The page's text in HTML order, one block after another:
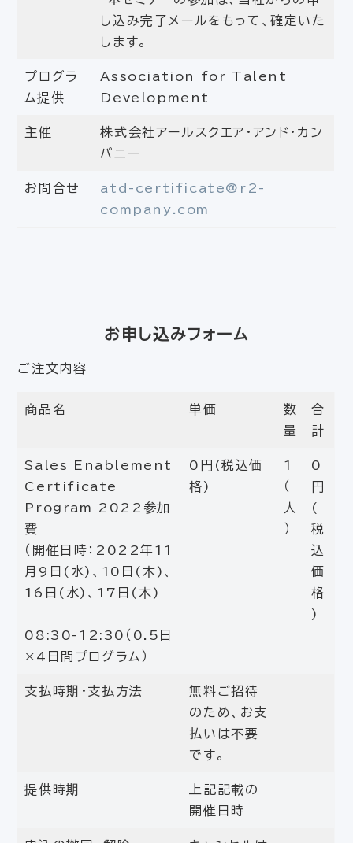
し込み完了メールをもって、確定いた
します。
プログラ
ム提供
Association for Talent
Development
主催
株式会社アールスクエア・アンド・カン
パニー
お問合せ
atd-certificate@r2-
company.com
お申し込みフォーム
ご注文内容
商品名 単価
数
量
合
計
Sales Enablement
Certificate
Program 2022参加
費
（開催日時：2022年11
月9日(水)、10日(木)、
16日(水)、17日(木)
08:30-12:30（0.5日
×4日間プログラム）
0円(税込価
格)
1
（
人
）
0
円
(
税
込
価
格
)
支払時期・支払方法
無料ご招待
のため、お支
払いは不要
です。
提供時期
上記記載の
開催日時